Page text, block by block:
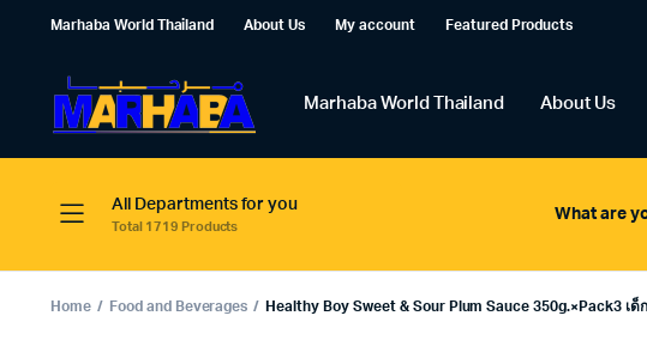
Marhaba World Thailand About Us My account Featured Products
Marhaba World Thailand About Us
All Departments for you
Total 1719 Products
What are
Home Food and Beverages Healthy Boy Sweet & Sour Plum Sauce 350g.×Pack3 เ